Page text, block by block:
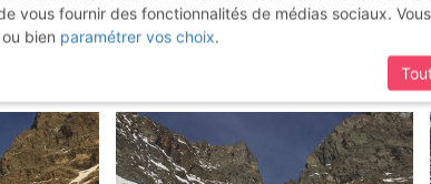
: Couloir E
vous fournir des fonctionnalités de médias sociaux.
bien paramétrer vos choix.